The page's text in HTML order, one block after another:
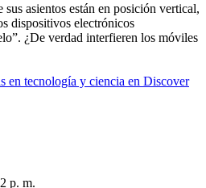
sus asientos están en posición vertical,
dispositivos electrónicos
¿De verdad interfieren los móviles
en tecnología y ciencia en Discover
p. m.